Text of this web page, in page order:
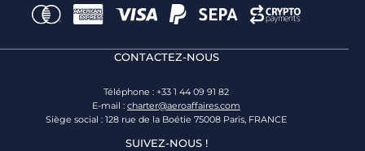
CONTACTEZ-NOUS
Téléphone : +33 1 44 09 91 82
E-mail : charter@aeroaffaires.com
Siège social : 128 rue de la Boétie 75008 Paris, FRANCE
SUIVEZ-NOUS !